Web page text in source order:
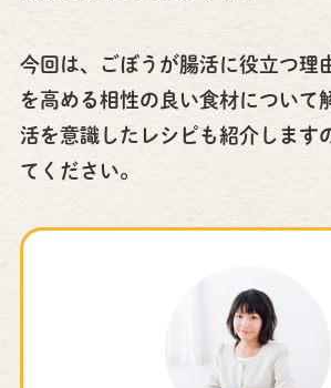
今回は、ごぼうが腸活に役立つ理
を高める相性の良い食材について
活を意識したレシピも紹介します
てください。